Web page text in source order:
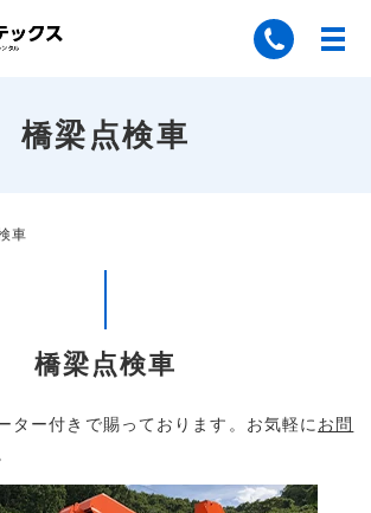
橋梁点検車
車
橋梁点検車
ター付きで賜っております。お気軽に お問